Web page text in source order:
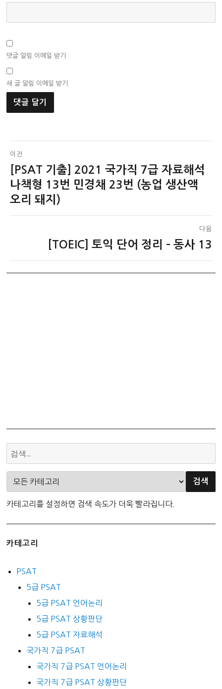
댓글 알림 이메일 받기
새 글 알림 이메일 받기
글
탐
색
이전
이
글:
[PSAT 기출] 2021 국가직 7급 자료해석
나책형 13번 민경채 23번 (농업 생산액
오리 돼지)
다음
글:
[TOEIC] 토익 단어 정리 – 동사 13
카테고리를 설정하면 검색 속도가 더욱 빨라집니다.
카테고리
PSAT
5급 PSAT
5급 PSAT 언어논리
5급 PSAT 상황판단
5급 PSAT 자료해석
국가직 7급 PSAT
국가직 7급 PSAT 언어논리
국가직 7급 PSAT 상황판단